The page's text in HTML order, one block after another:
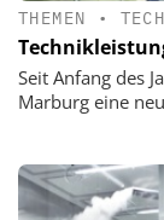
THEMEN •
Seit Anfang des
Marburg eine